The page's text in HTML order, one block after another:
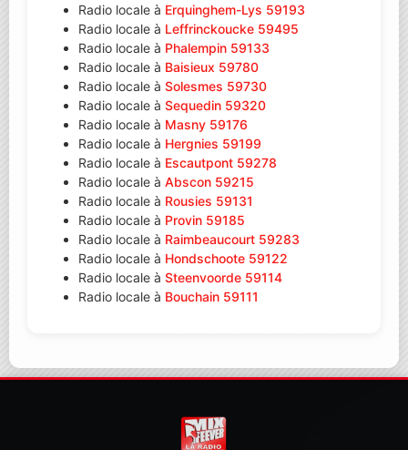
Radio locale à Erquinghem-Lys 59193
Radio locale à Leffrinckoucke 59495
Radio locale à Phalempin 59133
Radio locale à Baisieux 59780
Radio locale à Solesmes 59730
Radio locale à Sequedin 59320
Radio locale à Masny 59176
Radio locale à Hergnies 59199
Radio locale à Escautpont 59278
Radio locale à Abscon 59215
Radio locale à Rousies 59131
Radio locale à Provin 59185
Radio locale à Raimbeaucourt 59283
Radio locale à Hondschoote 59122
Radio locale à Steenvoorde 59114
Radio locale à Bouchain 59111